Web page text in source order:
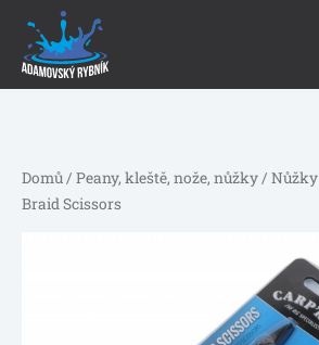
Domů/ Peany, kleště, nože, nůžky/ Nůžky
Braid Scissors